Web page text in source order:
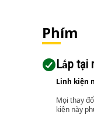
Phím
Lắp tại
Linh kiện
Mọi thay
kiện này